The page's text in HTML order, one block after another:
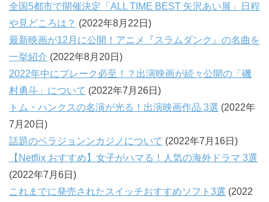
全国5都市で開催決定「ALL TIME BEST 矢沢あい展」日程
や見どころは？ (2022年8月22日)
最新映画が12月に公開！アニメ『スラムダンク』の名曲を
一挙紹介 (2022年8月20日)
2022年中にブレーク必至！？出演映画が続々公開の「磯
村勇斗」について (2022年7月26日)
トム・ハンクスの名演が光る！出演映画作品 3選 (2022年
7月20日)
話題のベラジョンンカジノについて (2022年7月16日)
【Netflix おすすめ】女子がハマる！人気の海外ドラマ 3選
(2022年7月6日)
これまでに発売されたスイッチおすすめソフト3選 (2022